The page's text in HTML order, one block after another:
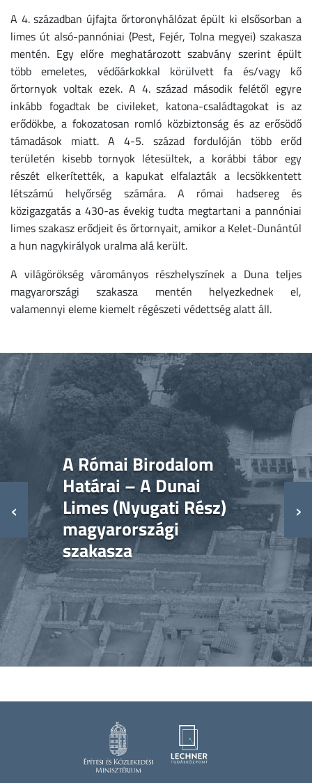
A 4. században újfajta őrtoronyhálózat épült ki elsősorban a
limes út alsó-pannóniai (Pest, Fejér, Tolna megyei) szakasza
mentén. Egy előre meghatározott szabvány szerint épült
több emeletes, védőárkokkal körülvett fa és/vagy kő
őrtornyok voltak ezek. A 4. század második felétől egyre
inkább fogadtak be civileket, katona-családtagokat is az
erődökbe, a fokozatosan romló közbiztonság és az erősödő
támadások miatt. A 4-5. század fordulóján több erőd
területén kisebb tornyok létesültek, a korábbi tábor egy
részét elkerítették, a kapukat elfalazták a lecsökkentett
létszámú helyőrség számára. A római hadsereg és
közigazgatás a 430-as évekig tudta megtartani a pannóniai
limes szakasz erődjeit és őrtornyait, amikor a Kelet-Dunántúl
a hun nagykirályok uralma alá került.
A világörökség várományos részhelyszínek a Duna teljes
magyarországi szakasza mentén helyezkednek el,
valamennyi eleme kiemelt régészeti védettség alatt áll.
A Római Birodalom
Határai – A Dunai
Limes (Nyugati Rész)
magyarországi
szakasza
‹ ›